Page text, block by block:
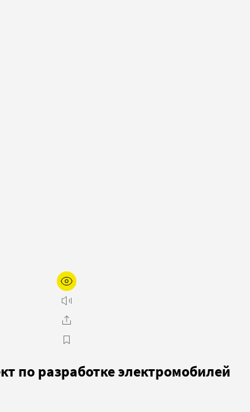
по разработке электромобилей